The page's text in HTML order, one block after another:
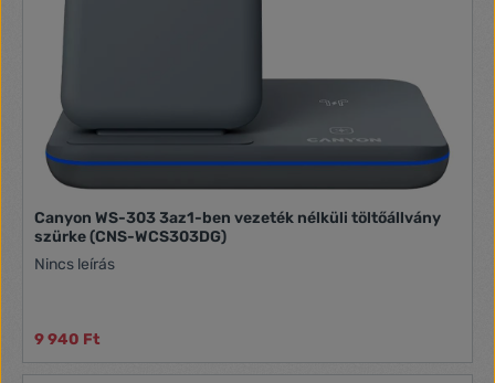
Canyon WS-303 3az1-ben vezeték nélküli töltőállvány
szürke (CNS-WCS303DG)
Nincs leírás
9 940 Ft